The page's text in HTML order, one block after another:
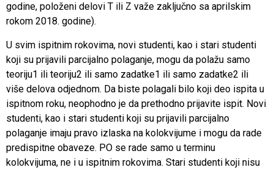
godine, položeni delovi T ili Z važe zaključno sa aprilskim
rokom 2018. godine).
U svim ispitnim rokovima, novi studenti, kao i stari studenti
koji su prijavili parcijalno polaganje, mogu da polažu samo
teoriju1 ili teoriju2 ili samo zadatke1 ili samo zadatke2 ili
više delova odjednom. Da biste polagali bilo koji deo ispita u
ispitnom roku, neophodno je da prethodno prijavite ispit. Novi
studenti, kao i stari studenti koji su prijavili parcijalno
polaganje imaju pravo izlaska na kolokvijume i mogu da rade
predispitne obaveze. PO se rade samo u terminu
kolokvijuma, ne i u ispitnim rokovima. Stari studenti koji nisu